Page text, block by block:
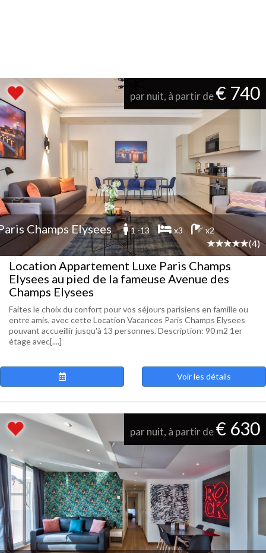
par nuit, à partir de€ 740
Champs Elysees 1 -13 x3 x2
(4)
Location Appartement Luxe Paris Champs
Elysees au pied de la fameuse Avenue des
Champs Elysees
Faites le choix du confort pour vos séjours parisiens en famille ou
entre amis, avec cette Location Vacances Paris Champs Elysees
pouvant accueillir jusqu'à 13 personnes. Description: 90 m2 1er
étage avec[....]
Voir les détails
par nuit, à partir de€ 630